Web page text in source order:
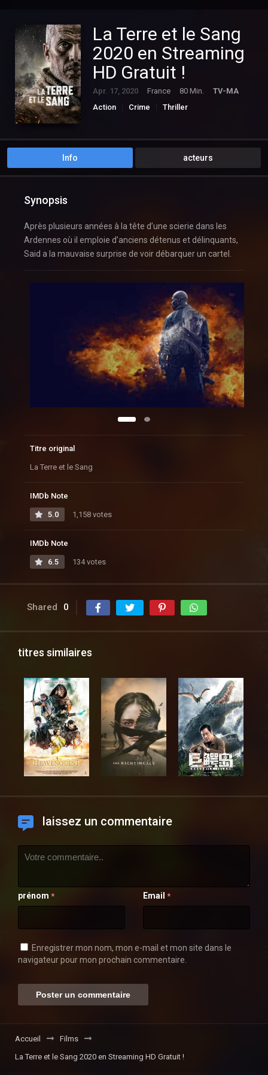
La Terre et le Sang
2020 en Streaming
HD Gratuit !
Apr. 17, 2020 France 80 Min.
TV-MA
Action
Crime Thriller
Info acteurs
Synopsis
Après plusieurs années à la tête d’une scierie dans les
Ardennes où il emploie d’anciens détenus et délinquants,
Said a la mauvaise surprise de voir débarquer un cartel.
Titre original
La Terre et le Sang
IMDb Note
5.0 1,158 votes
IMDb Note
6.5 134 votes
Shared 0
titres similaires
laissez un commentaire
prénom * Email *
Enregistrer mon nom, mon e-mail et mon site dans le
navigateur pour mon prochain commentaire.
Accueil
Films
La Terre et le Sang 2020 en Streaming HD Gratuit !